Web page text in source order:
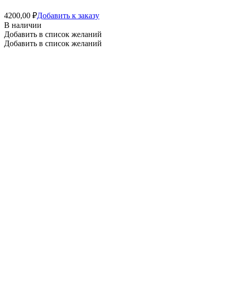
4200,00 ₽Добавить к заказу
В наличии
Добавить в список желаний
Добавить в список желаний